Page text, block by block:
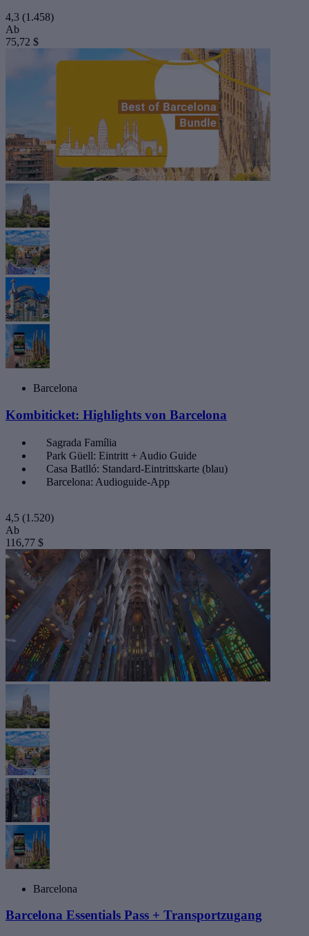
4,3 (1.458)
Ab
75,72 $
Barcelona
Kombiticket: Highlights von Barcelona
Sagrada Família
Park Güell: Eintritt + Audio Guide
Casa Batlló: Standard-Eintrittskarte (blau)
Barcelona: Audioguide-App
4,5 (1.520)
Ab
116,77 $
Barcelona
Barcelona Essentials Pass + Transportzugang